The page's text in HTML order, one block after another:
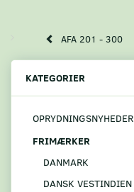
AFA 201 - 300
KATEGORIER
OPRYDNINGSNYHEDER
FRIMÆRKER
DANMARK
DANSK VESTINDIEN